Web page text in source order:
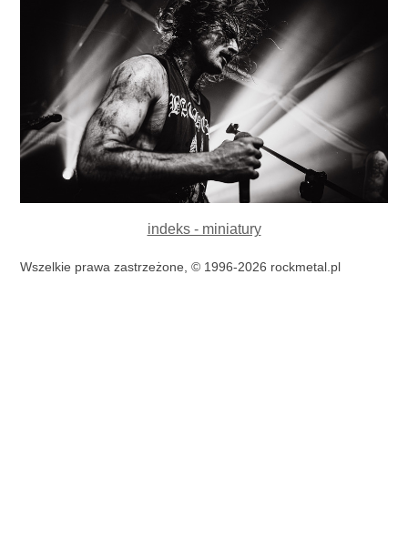
indeks - miniatury
Wszelkie prawa zastrzeżone, © 1996-2026 rockmetal.pl